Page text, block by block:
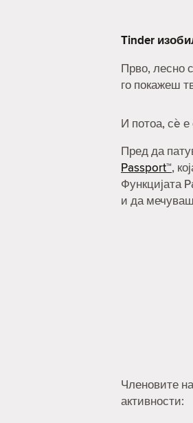
Tinder
Прво, лесно
го покажеш
И потоа, сè
Пред да
Passport™,
Функцијата
и да
Членовите
активности: